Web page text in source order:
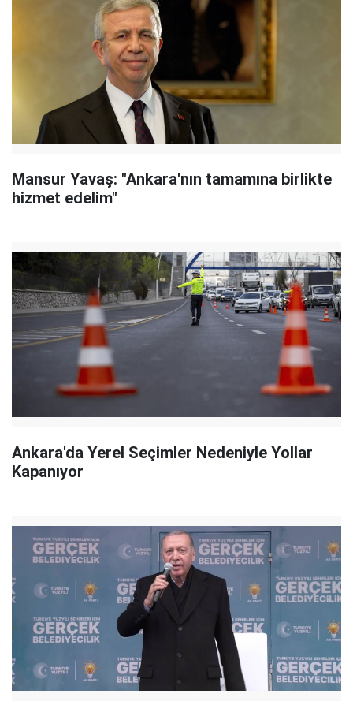
Mansur Yavaş: "Ankara'nın tamamına birlikte
hizmet edelim"
Ankara'da Yerel Seçimler Nedeniyle Yollar
Kapanıyor